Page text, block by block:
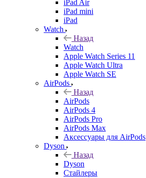
iPad Air
iPad mini
iPad
Watch
Назад
Watch
Apple Watch Series 11
Apple Watch Ultra
Apple Watch SE
AirPods
Назад
AirPods
AirPods 4
AirPods Pro
AirPods Max
Аксессуары для AirPods
Dyson
Назад
Dyson
Стайлеры